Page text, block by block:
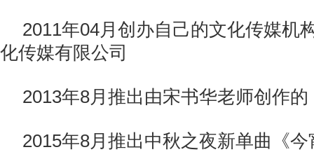
2011年04月创办自己的文化传媒机
化传媒有限公司
2013年8月推出由宋书华老师创作
2015年8月推出中秋之夜新单曲《